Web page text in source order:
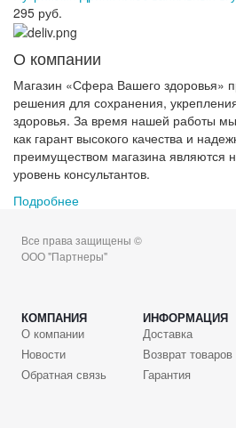
295 руб.
О компании
Магазин «Сфера Вашего здоровья»
решения для сохранения,
здоровья. За время нашей работы
как гарант высокого качества и
преимуществом магазина являются
уровень консультантов.
Подробнее
Все права защищены ©
ООО "Партнеры"
КОМПАНИЯ ИНФОРМАЦИЯ
О компании
Новости
Обратная связь
Доставка
Возврат товаров
Гарантия